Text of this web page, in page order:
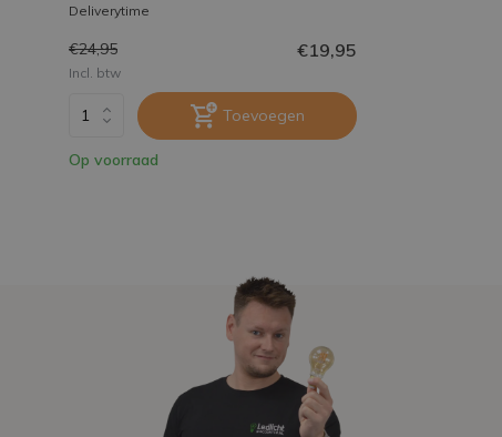
Deliverytime
€24,95 €19,95
Incl. btw
Toevoegen
Op voorraad